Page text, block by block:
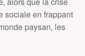
sociale en frappant
paysan, les